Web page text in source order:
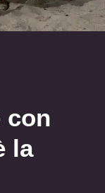
con
la